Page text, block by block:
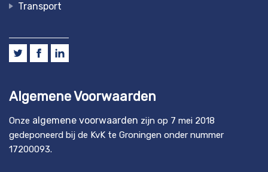
Transport
Algemene Voorwaarden
Onze algemene voorwaarden zijn op 7 mei 2018
gedeponeerd bij de KvK te Groningen onder nummer
17200093.